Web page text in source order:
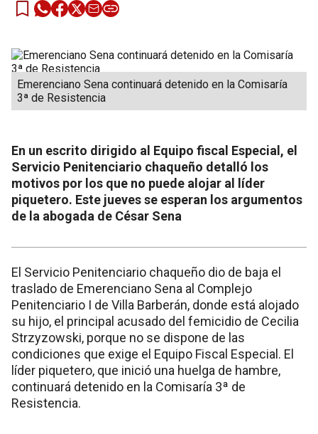
Emerenciano Sena continuará detenido en la Comisaría
3ª de Resistencia
En un escrito dirigido al Equipo fiscal Especial, el
Servicio Penitenciario chaqueño detalló los
motivos por los que no puede alojar al líder
piquetero. Este jueves se esperan los argumentos
de la abogada de César Sena
El Servicio Penitenciario chaqueño dio de baja el
traslado de Emerenciano Sena al Complejo
Penitenciario I de Villa Barberán, donde está alojado
su hijo, el principal acusado del femicidio de Cecilia
Strzyzowski, porque no se dispone de las
condiciones que exige el Equipo Fiscal Especial. El
líder piquetero, que inició una huelga de hambre,
continuará detenido en la Comisaría 3ª de
Resistencia.